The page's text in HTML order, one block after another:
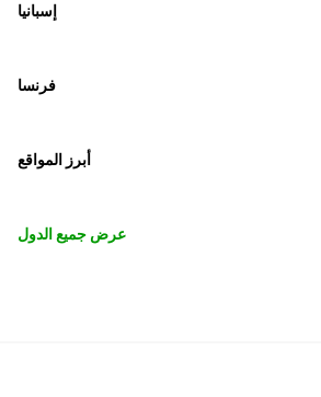
إسبانيا
فرنسا
أبرز المواقع
عرض جميع الدول